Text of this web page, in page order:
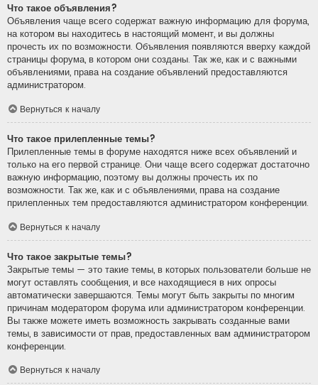
Что такое объявления?
Объявления чаще всего содержат важную информацию для форума,
на котором вы находитесь в настоящий момент, и вы должны
прочесть их по возможности. Объявления появляются вверху каждой
страницы форума, в котором они созданы. Так же, как и с важными
объявлениями, права на создание объявлений предоставляются
администратором.
Вернуться к началу
Что такое прилепленные темы?
Прилепленные темы в форуме находятся ниже всех объявлений и
только на его первой странице. Они чаще всего содержат достаточно
важную информацию, поэтому вы должны прочесть их по
возможности. Так же, как и с объявлениями, права на создание
прилепленных тем предоставляются администратором конференции.
Вернуться к началу
Что такое закрытые темы?
Закрытые темы — это такие темы, в которых пользователи больше не
могут оставлять сообщения, и все находящиеся в них опросы
автоматически завершаются. Темы могут быть закрыты по многим
причинам модератором форума или администратором конференции.
Вы также можете иметь возможность закрывать созданные вами
темы, в зависимости от прав, предоставленных вам администратором
конференции.
Вернуться к началу